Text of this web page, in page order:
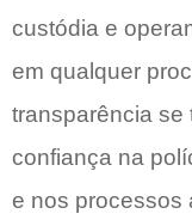
custódia e
em qualquer
transparência se
confiança na
e nos processos